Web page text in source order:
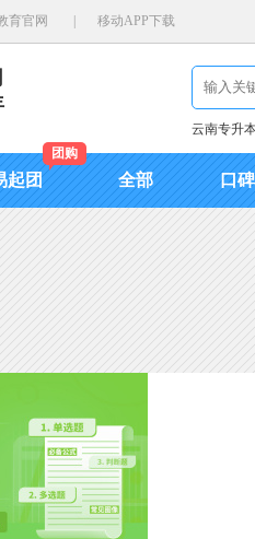
育官网 移动APP下载
云南专升
起团
团购
全部 口